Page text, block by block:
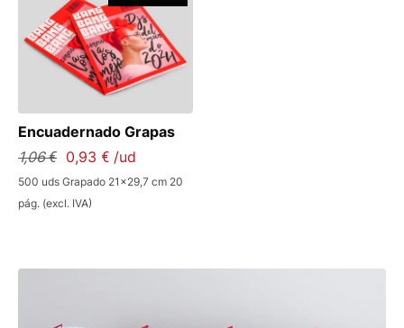
Encuadernado Grapas
1,06 € 0,93 € /ud
500 uds Grapado 21x29,7 cm 20
pág. (excl. IVA)